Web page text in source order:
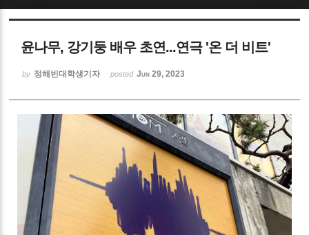
윤나무, 강기둥 배우 초연...연극 '온 더 비트'
by 정해빈대학생기자 posted Jun 29, 2023
Sketchbook5, 스케치북5
Sketchbook5, 스케치북5